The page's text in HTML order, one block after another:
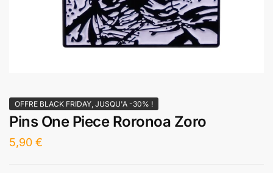
OFFRE BLACK FRIDAY, JUSQU'A -30% !
Pins One Piece Roronoa Zoro
5,90 €